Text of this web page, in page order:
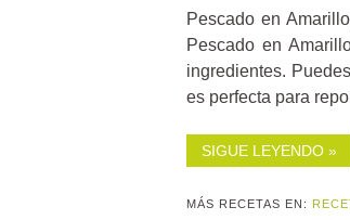
Pescado en
Pescado en
ingredientes.
es perfecta para
SIGUE LEYENDO »
MÁS RECETAS EN: